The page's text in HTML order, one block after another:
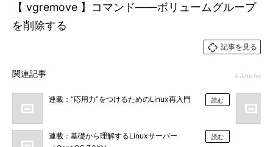
【 vgremove 】コマンド――ボリュームグループ
を削除する
記事を見る
関連記事 4 Articles
連載：“応用力”をつけるためのLinux再入門 読む
連載：基礎から理解するLinuxサーバー
読む